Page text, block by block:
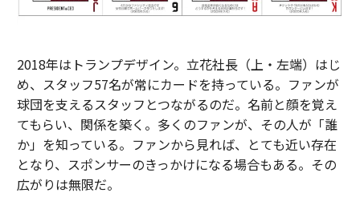
2018年はトランプデザイン。立花社長（上・左端）はじ
め、スタッフ57名が常にカードを持っている。ファンが
球団を支えるスタッフとつながるのだ。名前と顔を覚え
てもらい、関係を築く。多くのファンが、その人が「誰
か」を知っている。ファンから見れば、とても近い存在
となり、スポンサーのきっかけになる場合もある。その
広がりは無限だ。